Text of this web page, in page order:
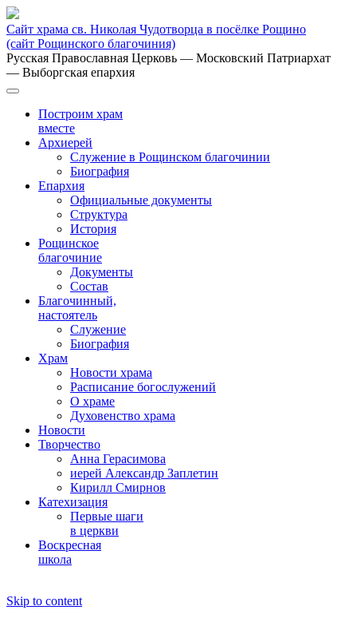
Сайт храма св. Николая Чудотворца в посёлке Рощино
(сайт Рощинского благочиния)
Русская Православная Церковь — Московский Патриархат
— Выборгская епархия
Построим храм
вместе
Архиерей
Служение в Рощинском благочинии
Биография
Епархия
Официальные документы
Структура
История
Рощинское
благочиние
Документы
Состав
Благочинный,
настоятель
Служение
Биография
Храм
Новости храма
Расписание богослужений
О храме
Духовенство храма
Новости
Творчество
Анна Герасимова
иерей Александр Заплетин
Кирилл Смирнов
Катехизация
Первые шаги
в церкви
Воскресная
школа
Skip to content